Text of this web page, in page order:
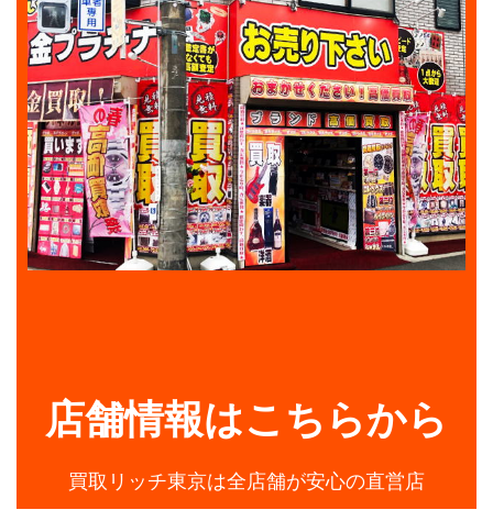
店舗情報はこちらから
買取リッチ東京は全店舗が安心の直営店